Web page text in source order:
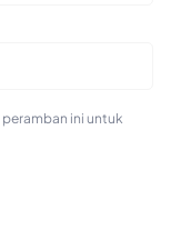
ini untuk